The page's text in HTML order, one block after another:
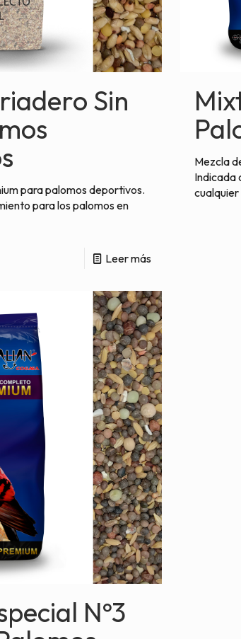
Sin
para palomos deportivos.
para los palomos en
Leer más
Mezcla
Indicada
Nº3